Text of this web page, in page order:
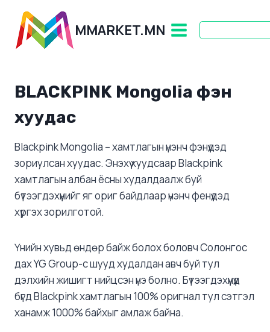
content
MMARKET.MN
BLACKPINK Mongolia фэн
хуудас
Blackpink Mongolia – хамтлагын үнэнч фэнүүдэд
зориулсан хуудас. Энэхүү хуудсаар Blackpink
хамтлагын албан ёсны худалдаалж буй
бүтээгдэхүүнийг яг ориг байдлаар үнэнч фенүүдэд
хүргэх зорилготой.
Үнийн хувьд өндөр байж болох боловч Солонгос
дах YG Group-с шууд худалдан авч буй тул
дэлхийн жишигт нийцсэн үнэ болно. Бүтээгдэхүүнүүд
бүгд Blackpink хамтлагын 100% оригнал тул сэтгэл
ханамж 1000% байхыг амлаж байна.